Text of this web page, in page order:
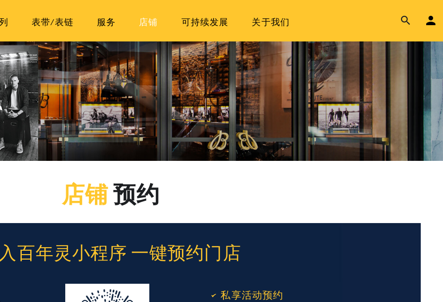
表带/表链 服务 店铺 可持续发展 关于我们
店铺 预约
百年灵小程序 一键预约门店
私享活动预约